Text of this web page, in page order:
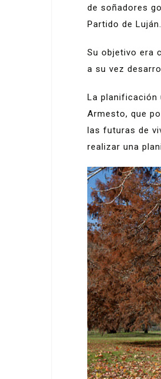
de soñadores
Partido de Luján.
Su objetivo era
a su vez
La planificación
Armesto, que
las futuras de
realizar una